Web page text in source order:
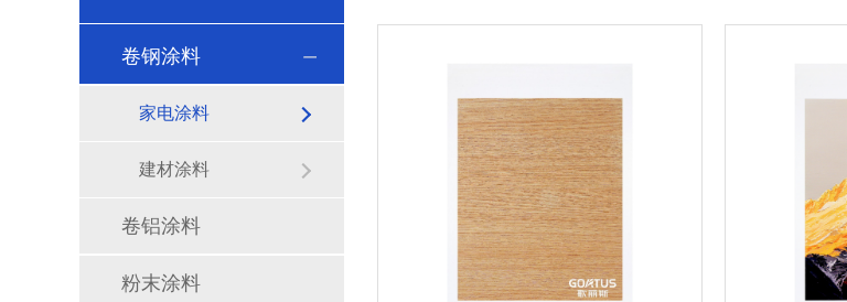
卷钢涂料
家电涂料
建材涂料
卷铝涂料
粉末涂料